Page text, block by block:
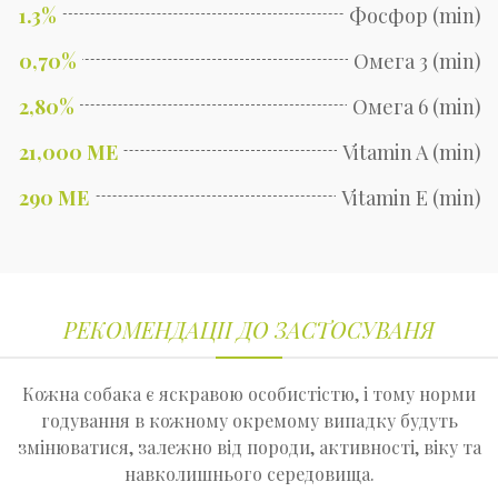
1.3%
Фосфор (min)
0,70%
Омега 3 (min)
2,80%
Омега 6 (min)
21,000 ME
Vitamin A (min)
290 ME
Vitamin E (min)
РЕКОМЕНДАЦІІ ДО ЗАСТОСУВАНЯ
Кожна собака є яскравою особистістю, і тому норми
годування в кожному окремому випадку будуть
змінюватися, залежно від породи, активності, віку та
навколишнього середовища.